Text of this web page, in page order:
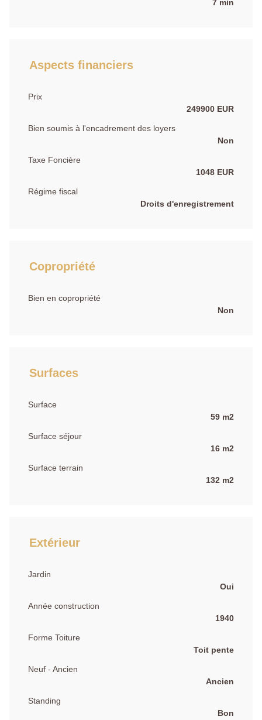
7 min
Aspects financiers
Prix
249900 EUR
Bien soumis à l'encadrement des loyers
Non
Taxe Foncière
1048 EUR
Régime fiscal
Droits d'enregistrement
Copropriété
Bien en copropriété
Non
Surfaces
Surface
59 m2
Surface séjour
16 m2
Surface terrain
132 m2
Extérieur
Jardin
Oui
Année construction
1940
Forme Toiture
Toit pente
Neuf - Ancien
Ancien
Standing
Bon